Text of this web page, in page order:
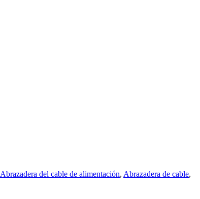
Abrazadera del cable de alimentación, Abrazadera de cable,